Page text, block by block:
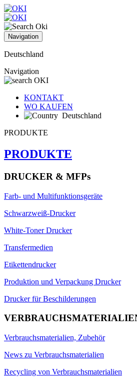
Navigation
Deutschland
Navigation
KONTAKT
WO KAUFEN
Deutschland
PRODUKTE
PRODUKTE
DRUCKER & MFPs
Farb- und Multifunktionsgeräte
Schwarzweiß-Drucker
White-Toner Drucker
Transfermedien
Etikettendrucker
Produktion und Verpackung Drucker
Drucker für Beschilderungen
Verbrauchsmaterialien, Zubehör
News zu Verbrauchsmaterialien
Recycling von Verbrauchsmaterialien